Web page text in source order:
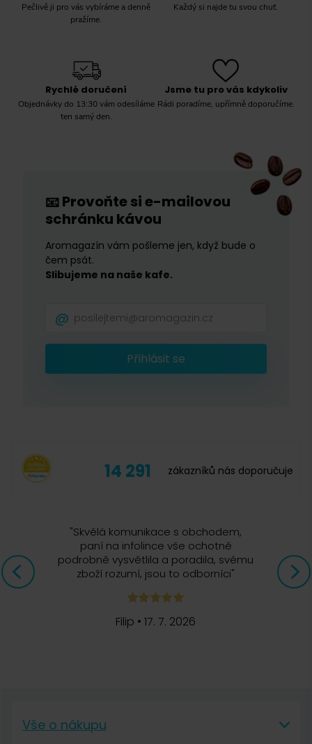
Pečlivě ji pro vás vybíráme a denně
pražíme.
Každý si najde tu svou chuť.
Rychlé doručení
Objednávky do 13:30 vám odesíláme
ten samý den.
Jsme tu pro vás kdykoliv
Rádi poradíme, upřímně doporučíme.
📧Provoňte si e-mailovou
schránku kávou
Aromagazín vám pošleme jen, když bude o
čem psát.
Slibujeme na naše kafe.
Přihlásit se
14 291 zákazníků nás doporučuje
"Skvělá komunikace s obchodem,
paní na infolince vše ochotně
podrobně vysvětlila a poradila, svému
zboží rozumí, jsou to odborníci"
Filip •17. 7. 2026
Vše o nákupu